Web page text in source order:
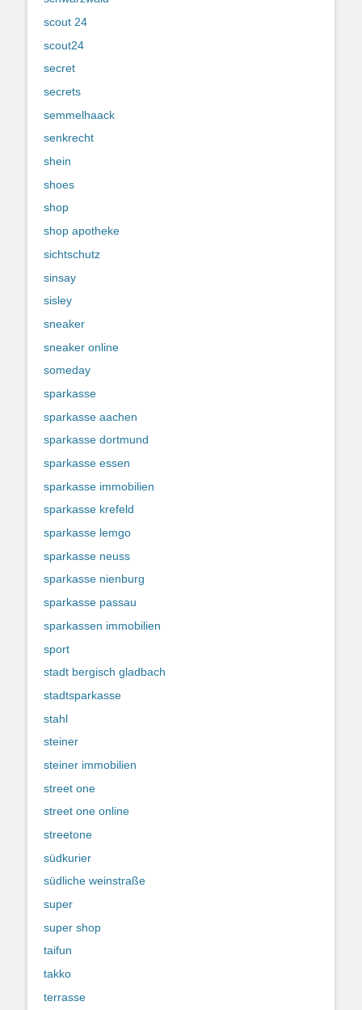
scout 24
scout24
secret
secrets
semmelhaack
senkrecht
shein
shoes
shop
shop apotheke
sichtschutz
sinsay
sisley
sneaker
sneaker online
someday
sparkasse
sparkasse aachen
sparkasse dortmund
sparkasse essen
sparkasse immobilien
sparkasse krefeld
sparkasse lemgo
sparkasse neuss
sparkasse nienburg
sparkasse passau
sparkassen immobilien
sport
stadt bergisch gladbach
stadtsparkasse
stahl
steiner
steiner immobilien
street one
street one online
streetone
südkurier
südliche weinstraße
super
super shop
taifun
takko
terrasse